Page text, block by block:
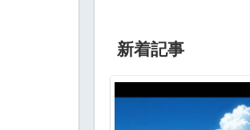
新着記事